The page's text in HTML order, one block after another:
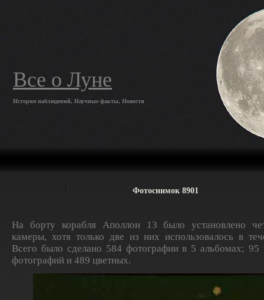
Все о Луне
История наблюдений, Научные факты, Новости
Фотоснимок 8901
На борту корабля Аполлон 13 было установлено
камеры, хотя только две из них использовалось в
Всего было сделано 584 фотографии в 5 альбомах; 95
фотографий и 489 цветных.